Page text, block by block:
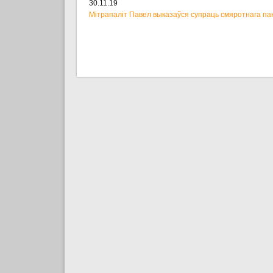
30.11.19
Мітрапаліт Павел выказаўся супраць смяротнага